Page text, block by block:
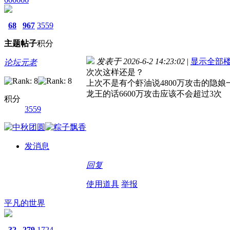
68
主题
967
帖子
3559
积分
论坛元老
积分
3559
发消息
发表于 2026-6-2 14:23:02 | 显示全部
次次这样还是？
上次不是有个虾油说4800万攻击的隐
龙王的话6600万攻击应该不会超过3次
回复
使用道具 举报
平凡的世界